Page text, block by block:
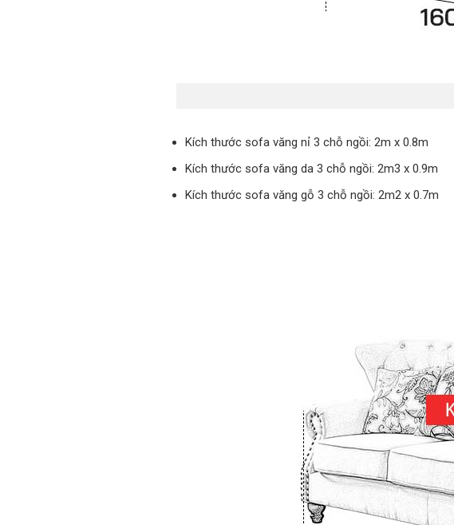
Kích thước sofa văng nỉ 3 chỗ ngồi: 2m x 0.8m
Kích thước sofa văng da 3 chỗ ngồi: 2m3 x 0.9m
Kích thước sofa văng gỗ 3 chỗ ngồi: 2m2 x 0.7m